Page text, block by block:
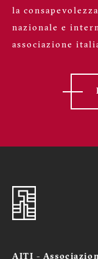
la
nazionale e
associazione
AITI -